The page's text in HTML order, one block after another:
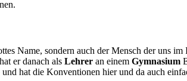
Name, sondern auch der Mensch der uns
er danach als Lehrer an einem Gymnasium
hat die Konventionen hier und da auch